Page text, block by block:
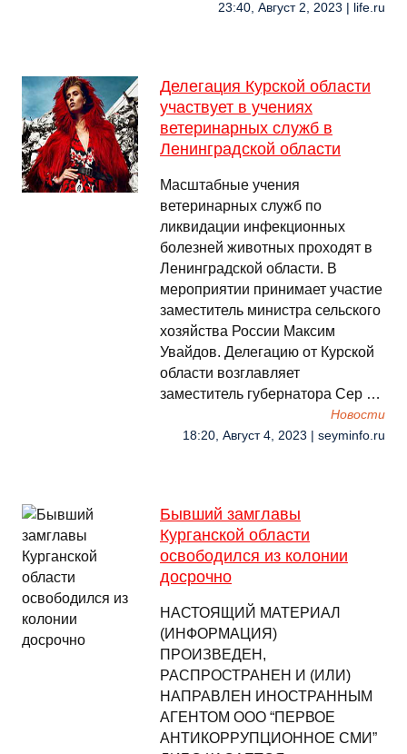
23:40, Август 2, 2023 | life.ru
Делегация Курской области
участвует в учениях
ветеринарных служб в
Ленинградской области
Масштабные учения
ветеринарных служб по
ликвидации инфекционных
болезней животных проходят в
Ленинградской области. В
мероприятии принимает участие
заместитель министра сельского
хозяйства России Максим
Увайдов. Делегацию от Курской
области возглавляет
заместитель губернатора Сер …
Новости
18:20, Август 4, 2023 | seyminfo.ru
Бывший замглавы
Курганской области
освободился из колонии
досрочно
НАСТОЯЩИЙ МАТЕРИАЛ
(ИНФОРМАЦИЯ)
ПРОИЗВЕДЕН,
РАСПРОСТРАНЕН И (ИЛИ)
НАПРАВЛЕН ИНОСТРАННЫМ
АГЕНТОМ ООО “ПЕРВОЕ
АНТИКОРРУПЦИОННОЕ СМИ”